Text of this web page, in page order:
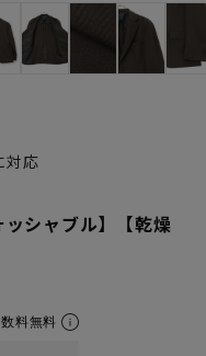
対応
シャブル】【乾燥
料無料